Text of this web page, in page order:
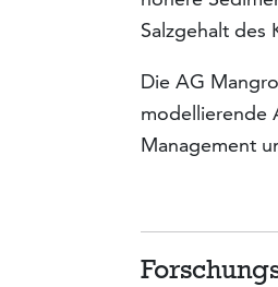
Salzgehalt des
Die AG
modellierende
Management